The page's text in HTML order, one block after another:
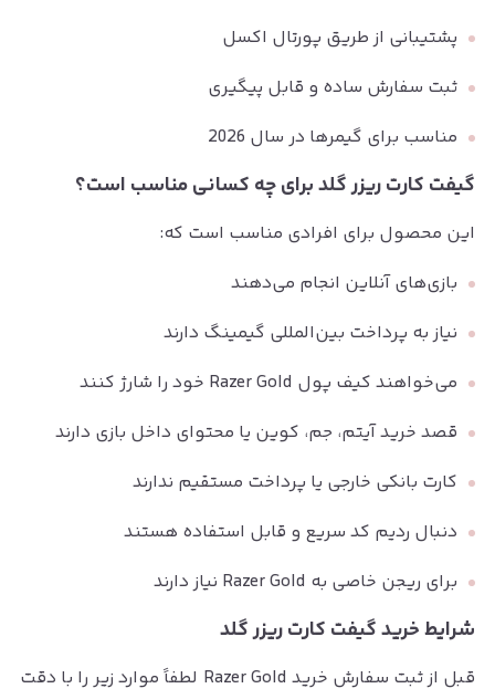
پشتیبانی از طریق پورتال اکسل
ثبت سفارش ساده و قابل پیگیری
مناسب برای گیمرها در سال 2026
گیفت کارت ریزر گلد برای چه کسانی مناسب است؟
این محصول برای افرادی مناسب است که:
بازی‌های آنلاین انجام می‌دهند
نیاز به پرداخت بین‌المللی گیمینگ دارند
می‌خواهند کیف پول Razer Gold خود را شارژ کنند
قصد خرید آیتم، جم، کوین یا محتوای داخل بازی دارند
کارت بانکی خارجی یا پرداخت مستقیم ندارند
دنبال ردیم کد سریع و قابل استفاده هستند
برای ریجن خاصی به Razer Gold نیاز دارند
شرایط خرید گیفت کارت ریزر گلد
قبل از ثبت سفارش خرید Razer Gold لطفاً موارد زیر را با دقت